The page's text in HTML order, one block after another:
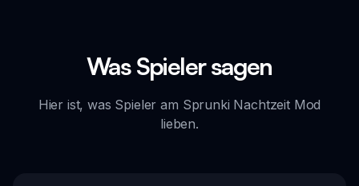
Was Spieler sagen
Hier ist, was Spieler am Sprunki Nachtzeit Mod
lieben.